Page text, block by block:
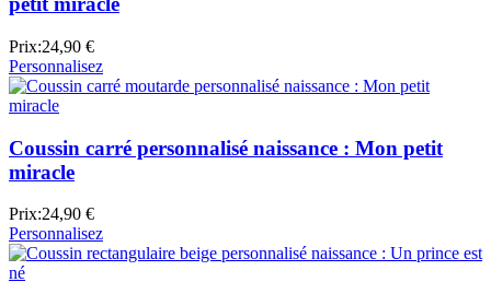
Prix:24,90 €
Personnalisez
Coussin carré personnalisé naissance : Mon petit
miracle
Prix:24,90 €
Personnalisez